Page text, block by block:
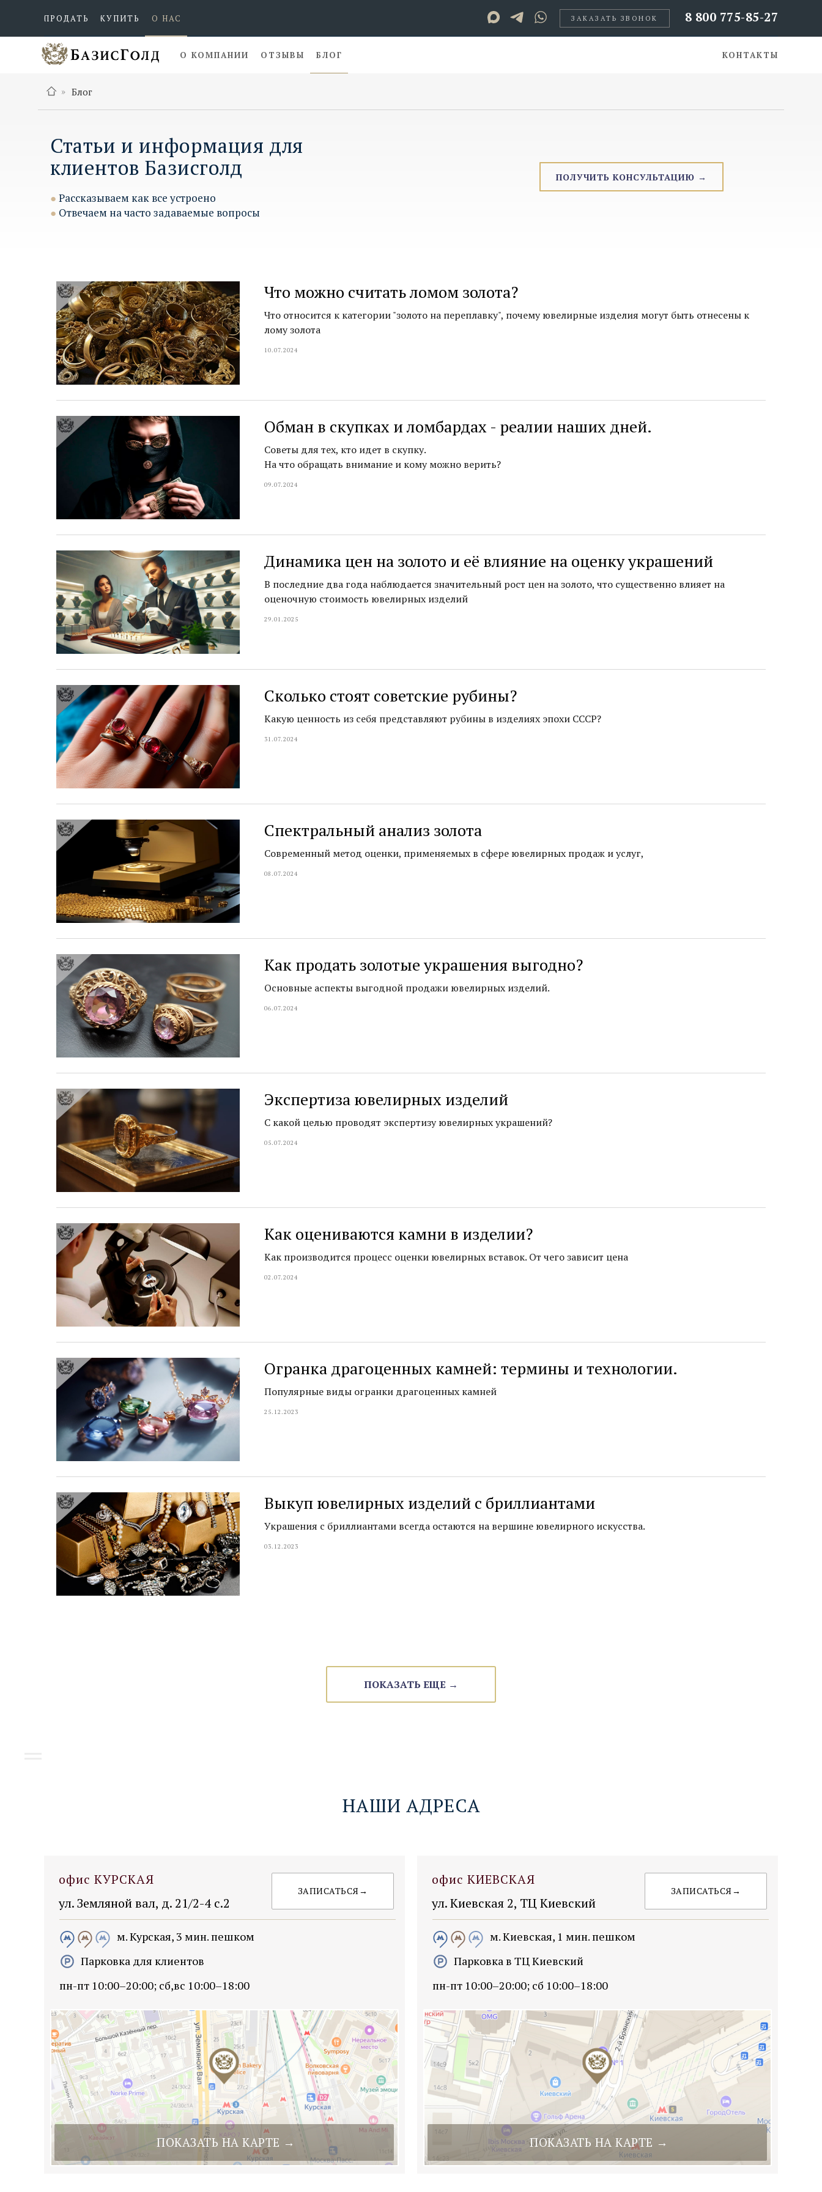
8 800 775-85-27
ПРОДАТЬ КУПИТЬ ЗАКАЗАТЬ ЗВОНОК
О НАС
О КОМПАНИИ ОТЗЫВЫ БЛОГ КОНТАКТЫ
Блог
»
Статьи и информация для
клиентов Базисголд
● Рассказываем как все устроено
● Отвечаем на часто задаваемые вопросы
ПОЛУЧИТЬ КОНСУЛЬТАЦИЮ →
Что можно считать ломом золота?
Что относится к категории "золото на переплавку", почему ювелирные изделия могут быть отнесены к
лому золота
10.07.2024
Обман в скупках и ломбардах - реалии наших дней.
Советы для тех, кто идет в скупку.
На что обращать внимание и кому можно верить?
09.07.2024
Динамика цен на золото и её влияние на оценку украшений
В последние два года наблюдается значительный рост цен на золото, что существенно влияет на
оценочную стоимость ювелирных изделий
29.01.2025
Сколько стоят советские рубины?
Какую ценность из себя представляют рубины в изделиях эпохи СССР?
31.07.2024
Спектральный анализ золота
Современный метод оценки, применяемых в сфере ювелирных продаж и услуг,
08.07.2024
Как продать золотые украшения выгодно?
Основные аспекты выгодной продажи ювелирных изделий.
06.07.2024
Экспертиза ювелирных изделий
С какой целью проводят экспертизу ювелирных украшений?
05.07.2024
Как оцениваются камни в изделии?
Как производится процесс оценки ювелирных вставок. От чего зависит цена
02.07.2024
Огранка драгоценных камней: термины и технологии.
Популярные виды огранки драгоценных камней
25.12.2023
Выкуп ювелирных изделий с бриллиантами
Украшения с бриллиантами всегда остаются на вершине ювелирного искусства.
03.12.2023
ПОКАЗАТЬ ЕЩЕ →
НАШИ АДРЕСА
офис КУРСКАЯ
ул. Земляной вал, д. 21/2-4 с.2
м. Курская, 3 мин. пешком
Парковка для клиентов
пн-пт 10:00–20:00; сб,вс 10:00–18:00
ПОКАЗАТЬ НА КАРТЕ →
офис КИЕВСКАЯ
ул. Киевская 2, ТЦ Киевский
м. Киевская, 1 мин. пешком
Парковка в ТЦ Киевский
ЗАПИСАТЬСЯ→
ПОКАЗАТЬ НА КАРТЕ →
ЗАПИСАТЬСЯ→
пн-пт 10:00–20:00; сб 10:00–18:00